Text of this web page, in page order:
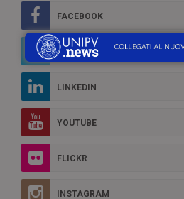
FACEBOOK
TWITTER
LINKEDIN
YOUTUBE
FLICKR
INSTAGRAM